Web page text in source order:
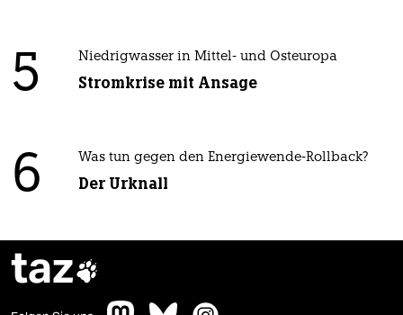
5 Niedrigwasser in Mittel- und Osteuropa
Stromkrise mit Ansage
6 Was tun gegen den Energiewende-Rollback?
Der Urknall
taz